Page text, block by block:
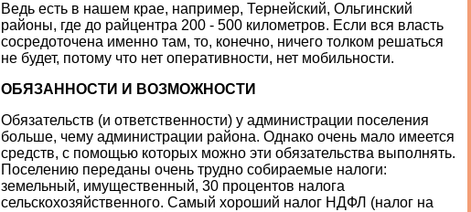
Ведь есть в нашем крае, например, Тернейский, Ольгинский
районы, где до райцентра 200 - 500 километров. Если вся власть
сосредоточена именно там, то, конечно, ничего толком решаться
не будет, потому что нет оперативности, нет мобильности.
ОБЯЗАННОСТИ И ВОЗМОЖНОСТИ
Обязательств (и ответственности) у администрации поселения
больше, чему администрации района. Однако очень мало имеется
средств, с помощью которых можно эти обязательства выполнять.
Поселению переданы очень трудно собираемые налоги:
земельный, имущественный, 30 процентов налога
сельскохозяйственного. Самый хороший налог НДФЛ (налог на